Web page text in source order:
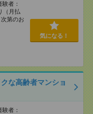
者：
（月払
第のお
気になる！
な高齢者マンショ
者：